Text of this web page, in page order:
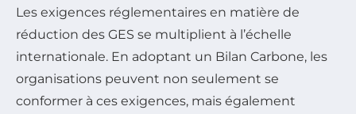
Les exigences réglementaires en matière de
réduction des GES se multiplient à l’échelle
internationale. En adoptant un Bilan Carbone, les
organisations peuvent non seulement se
conformer à ces exigences, mais également